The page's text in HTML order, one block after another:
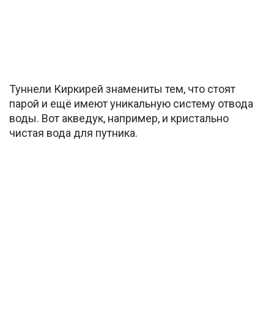
Туннели Киркирей знамениты тем, что стоят
парой и ещё имеют уникальную систему отвода
воды. Вот акведук, например, и кристально
чистая вода для путника.